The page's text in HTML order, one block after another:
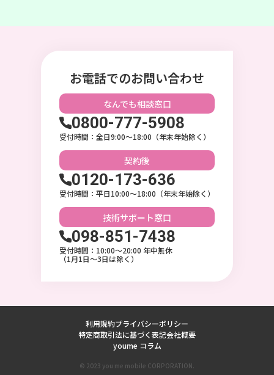
お電話でのお問い合わせ
なんでも相談窓口
0800-777-5908
受付時間：全日9:00〜18:00（年末年始除く）
契約後
0120-173-636
受付時間：平日10:00〜18:00（年末年始除く）
技術サポート窓口
098-851-7438
受付時間：10:00〜20:00 年中無休
（1月1日～3日は除く）
利用規約プライバシーポリシー
特定商取引法に基づく表記会社概要
youme コラム
© 2023 you me mobile CORPORATION.